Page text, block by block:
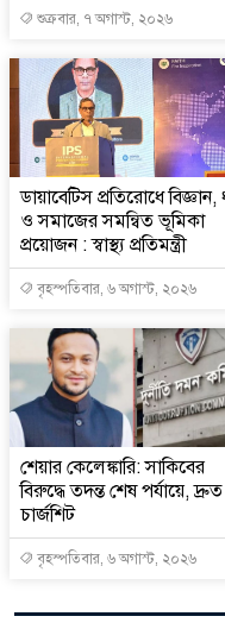
শুক্রবার, ৭ অগাস্ট, ২০২৬
ডায়াবেটিস প্রতিরোধে বিজ্ঞান,
ও সমাজের সমন্বিত ভূমিকা
প্রয়োজন : স্বাস্থ্য প্রতিমন্ত্রী
বৃহস্পতিবার, ৬ অগাস্ট, ২০২৬
শেয়ার কেলেঙ্কারি: সাকিবের
বিরুদ্ধে তদন্ত শেষ পর্যায়ে, দ্রুত
চার্জশিট
বৃহস্পতিবার, ৬ অগাস্ট, ২০২৬